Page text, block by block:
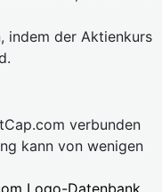
indem der Aktienkurs
verbunden
kann von wenigen
Logo-Datenbank